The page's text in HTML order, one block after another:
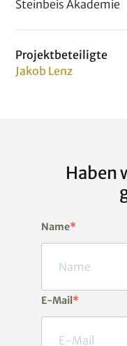
Steinbeis Akademie
Projektbeteiligte
Jakob Lenz
Haben
Name
E-Mail